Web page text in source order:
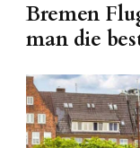
Bremen
man die